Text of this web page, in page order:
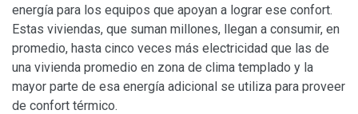
energía para los equipos que apoyan a lograr ese confort.
Estas viviendas, que suman millones, llegan a consumir, en
promedio, hasta cinco veces más electricidad que las de
una vivienda promedio en zona de clima templado y la
mayor parte de esa energía adicional se utiliza para proveer
de confort térmico.